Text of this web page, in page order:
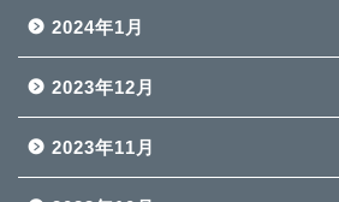
2024年1月
2023年12月
2023年11月